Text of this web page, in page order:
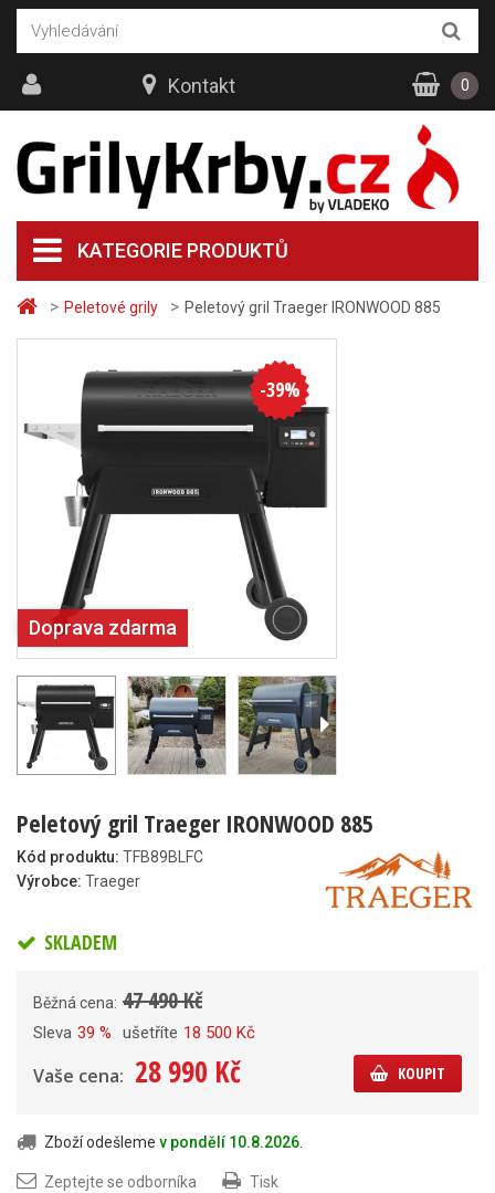
> Peletové grily > Peletový gril Traeger IRONWOOD 885
Doprava zdarma
-39%
Peletový gril Traeger IRONWOOD 885
Kód produktu: TFB89BLFC
Výrobce: Traeger
SKLADEM
Běžná cena: 47 490 Kč
Sleva 39 % ušetříte 18 500 Kč
Vaše cena: 28 990 Kč KOUPIT
Zboží odešleme v pondělí 10.8.2026.
Zeptejte se odborníka Tisk
KATEGORIE PRODUKTŮ
Kontakt 0